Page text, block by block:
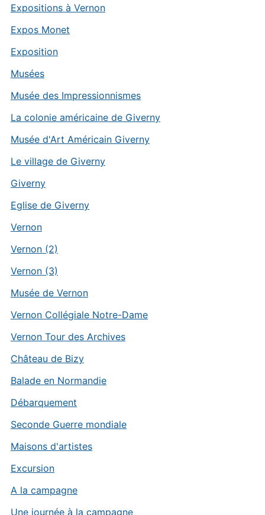
Expositions à Vernon
Expos Monet
Exposition
Musées
Musée des Impressionnismes
La colonie américaine de Giverny
Musée d'Art Américain Giverny
Le village de Giverny
Giverny
Eglise de Giverny
Vernon
Vernon (2)
Vernon (3)
Musée de Vernon
Vernon Collégiale Notre-Dame
Vernon Tour des Archives
Château de Bizy
Balade en Normandie
Débarquement
Seconde Guerre mondiale
Maisons d'artistes
Excursion
A la campagne
Une journée à la campagne